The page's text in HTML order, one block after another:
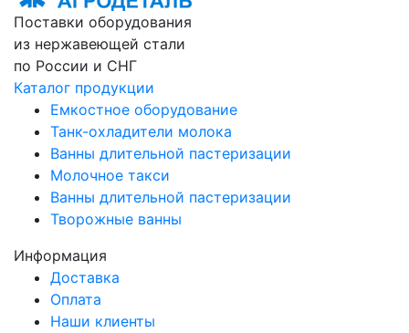
Поставки оборудования
из нержавеющей стали
по России и СНГ
Каталог продукции
Емкостное оборудование
Танк-охладители молока
Ванны длительной пастеризации
Молочное такси
Ванны длительной пастеризации
Творожные ванны
Информация
Доставка
Оплата
Наши клиенты